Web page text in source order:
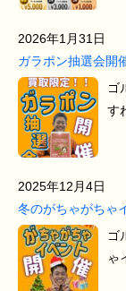
2026年1月31日
ガラポン抽選会開
ゴ
す
2025年12月4日
冬のがちゃがちゃ
ゴ
ゃ